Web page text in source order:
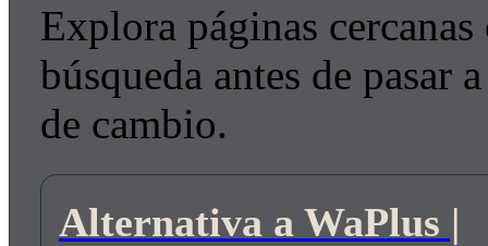
Explora páginas
búsqueda antes de pasar
de cambio.
Alternativa a WaPlus |